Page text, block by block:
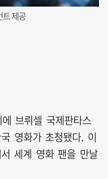
트 제공
브뤼셀 국제판타스
영화가 초청됐다. 이
세계 영화 팬을 만날